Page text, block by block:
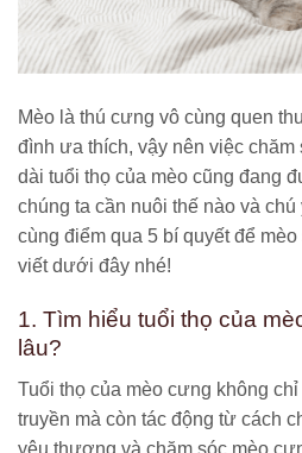
Mèo là thú cưng vô cùng quen
đình ưa thích, vậy nên việc
dài tuổi thọ của mèo cũng đang
chúng ta cần nuôi thế nào và
cùng điểm qua 5 bí quyết để
viết dưới đây nhé!
1. Tìm hiểu tuổi thọ của
lâu?
Tuổi thọ của mèo cưng không
truyền mà còn tác động từ cách
yêu thương và chăm sóc mèo